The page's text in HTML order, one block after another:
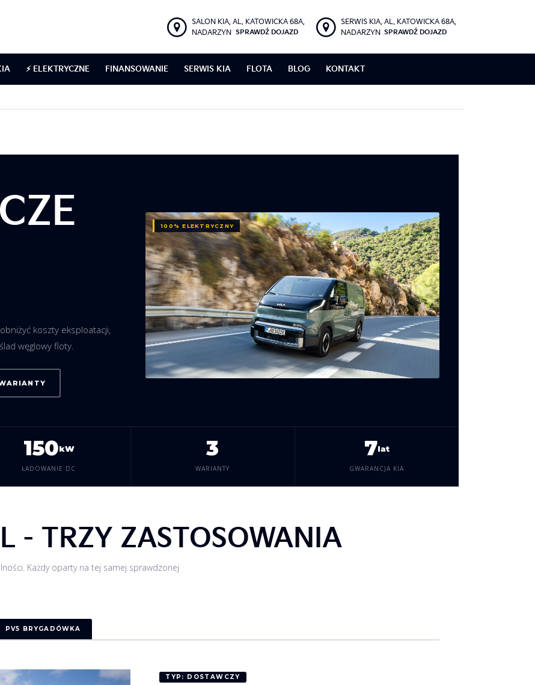
SALON KIA, AL. KATOWICKA 68A,
NADARZYN SPRAWDŹ DOJAZD
SERWIS KIA, AL. KATOWICKA 68A,
NADARZYN SPRAWDŹ DOJAZD
⚡ ELEKTRYCZNE FINANSOWANIE SERWIS KIA FLOTA BLOG KONTAKT
koszty eksploatacji,
węglowy floty.
100% ELEKTRYCZNY
150kW
ŁADOWANIE DC
3
WARIANTY
7lat
GWARANCJA KIA
- TRZY ZASTOSOWANIA
Każdy oparty na tej samej sprawdzonej
PV5 BRYGADÓWKA
TYP: DOSTAWCZY